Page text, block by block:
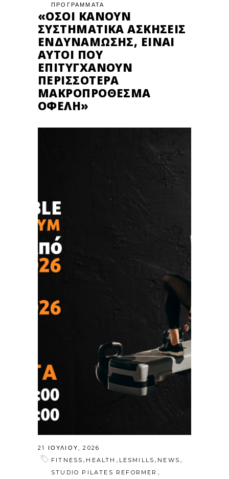
ΠΡΟΓΡΑΜΜΑΤΑ
«ΌΣΟΙ ΚΆΝΟΥΝ
ΣΥΣΤΗΜΑΤΙΚΆ ΑΣΚΉΣΕΙΣ
ΕΝΔΥΝΆΜΩΣΗΣ, ΕΊΝΑΙ
ΑΥΤΟΊ ΠΟΥ
ΕΠΙΤΥΓΧΆΝΟΥΝ
ΠΕΡΙΣΣΌΤΕΡΑ
ΜΑΚΡΟΠΡΌΘΕΣΜΑ
ΟΦΈΛΗ»
21 ΙΟΥΛΊΟΥ, 2026
FITNESS , HEALTH , LESMILLS , NEWS ,
STUDIO PILATES REFORMER ,